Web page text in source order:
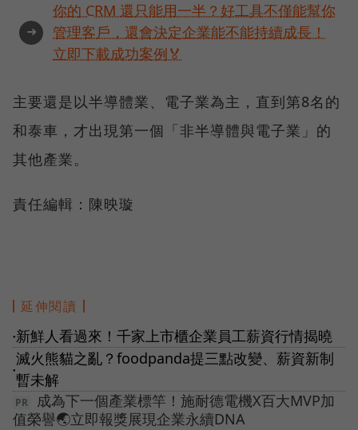
➜
你的 CRM 還只能用一半？好工具不僅能幫你
管理客戶，還會決定企業能不能持續成長！
立即下載成功案例🏅
主要還是以半導體業、電子業為主，直到第8名的
和泰車，才出現第一個「非半導體與電子業」的
其他產業。
責任編輯：陳映璇
延伸閱讀
● 新鮮人看過來！千家上市櫃企業員工薪資行情揭曉
●
滅火熊貓之亂？foodpanda提三點改變、薪資新制
暫未解
成為下一個產業標竿！施耐德電機X百大MVP加
值榮譽🌏立即報獎展現企業永續DNA